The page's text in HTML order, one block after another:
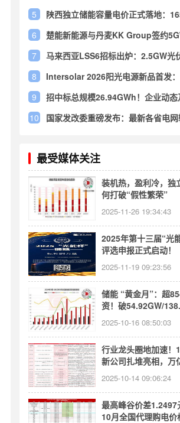
5
陕西独立储能容量电价正式落地：
6
楚能新能源与丹麦KK Group签约
7
马来西亚LSS6招标出炉：2.5GW光
8
Intersolar 2026阳光电源新品首发：
9
招中标总规模26.94GWh！企业动态
10 国家发改委重磅发布：最新各省电
最受媒体关注
装机热，盈利冷，独
何打破“假性繁荣”
2025-11-26 19:34:43
2025年第十三届“光
评选申报正式启动！
2025-11-19 09:23:56
储能 “黄金月”：超
资！破54.92GW/
规模｜九月储能备案
2025-10-16 08:50:03
行业龙头圈地加速！
新公司扎堆亮相，万
能笑到最后？
2025-10-14 09:06:24
最高峰谷价差1.2497
10月全国代理购电价